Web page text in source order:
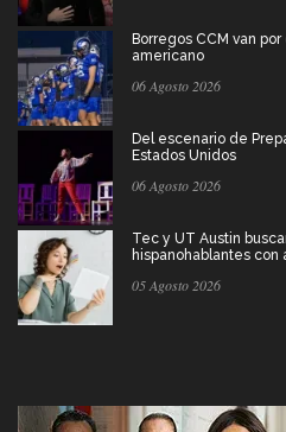
Borregos CCM van
americano
06 Agosto 2026
Del escenario de
Estados Unidos
06 Agosto 2026
Tec y UT Austin
hispanohablantes con
05 Agosto 2026